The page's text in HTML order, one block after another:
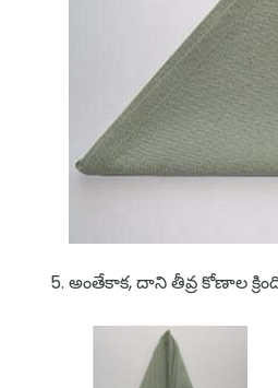
అంతేకాక, దాని తీవ్ర కోణాల